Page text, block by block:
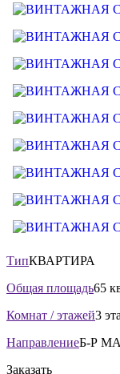
ТипКВАРТИРА
Общая площадь65
Комнат / этажей3
НаправлениеБ-Р
Заказать